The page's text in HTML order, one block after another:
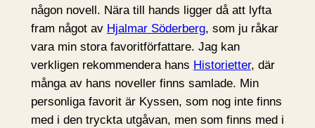
någon novell. Nära till hands ligger då att lyfta
fram något av Hjalmar Söderberg, som ju råkar
vara min stora favoritförfattare. Jag kan
verkligen rekommendera hans Historietter, där
många av hans noveller finns samlade. Min
personliga favorit är Kyssen, som nog inte finns
med i den tryckta utgåvan, men som finns med i